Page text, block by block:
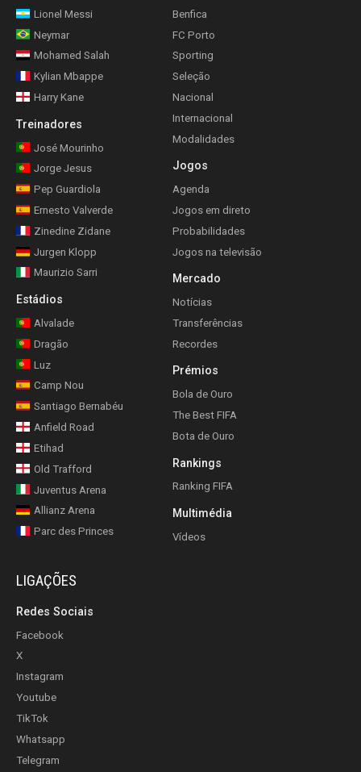
Lionel Messi
Neymar
Mohamed Salah
Kylian Mbappe
Harry Kane
Treinadores
José Mourinho
Jorge Jesus
Pep Guardiola
Ernesto Valverde
Zinedine Zidane
Jurgen Klopp
Maurizio Sarri
Estádios
Alvalade
Dragão
Luz
Camp Nou
Santiago Bernabéu
Anfield Road
Etihad
Old Trafford
Juventus Arena
Allianz Arena
Parc des Princes
Benfica
FC Porto
Sporting
Seleção
Nacional
Internacional
Modalidades
Jogos
Agenda
Jogos em direto
Probabilidades
Jogos na televisão
Mercado
Notícias
Transferências
Recordes
Prémios
Bola de Ouro
The Best FIFA
Bota de Ouro
Rankings
Ranking FIFA
Multimédia
Vídeos
LIGAÇÕES
Redes Sociais
Facebook
X
Instagram
Youtube
TikTok
Whatsapp
Telegram